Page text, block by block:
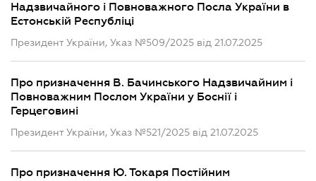
Надзвичайного і Повноважного Посла України в
Естонській Республіці
Президент України, Указ №509/2025 від 21.07.2025
Про призначення В. Бачинського Надзвичайним і
Повноважним Послом України у Боснії і
Герцеговині
Президент України, Указ №521/2025 від 21.07.2025
Про призначення Ю. Токаря Постійним